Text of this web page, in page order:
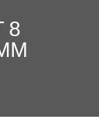
8